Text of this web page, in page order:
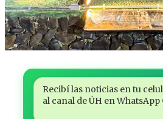
Recibí las noticias en tu
al canal de ÚH en WhatsApp